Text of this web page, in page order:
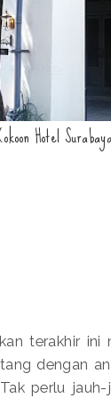
Hotel
terakhir
dengan
perlu